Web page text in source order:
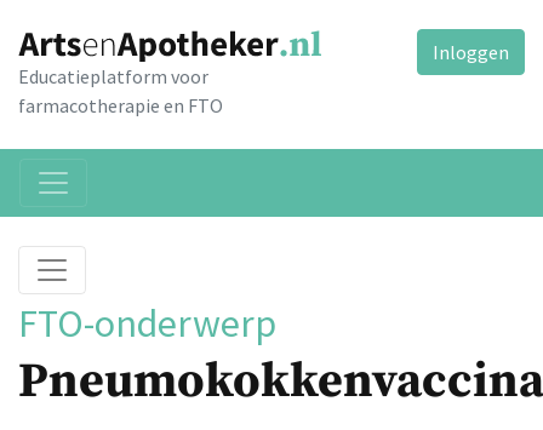
Educatieplatform voor
farmacotherapie en FTO
Inloggen
FTO-onderwerp